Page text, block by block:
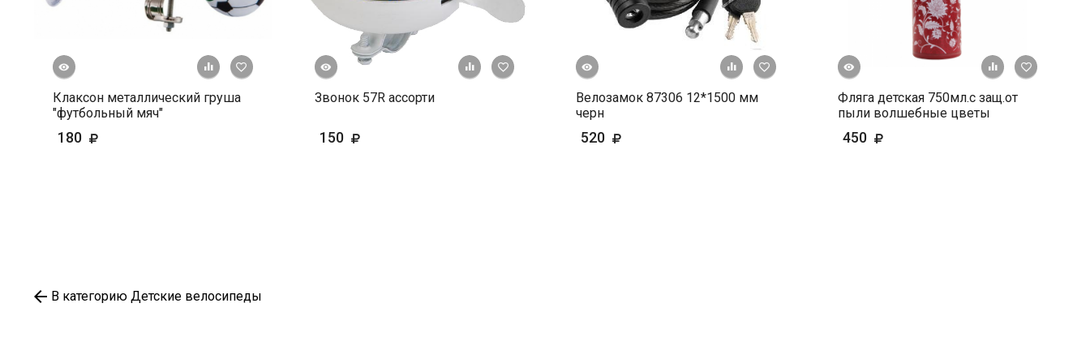
+ К сравнению
В избранное
Клаксон металлический груша
"футбольный мяч"
180
+ К сравнению
В избранное
Быстрый просмотр
Звонок 57R ассорти
150
+ К сравнению
В избранное
Быстрый просмотр
Велозамок 87306 12*1500 мм
черн
520
+ К
Быстрый просмотр
Фляга детская 750мл.с защ.от
пыли волшебные цветы
450
В категорию Детские велосипеды